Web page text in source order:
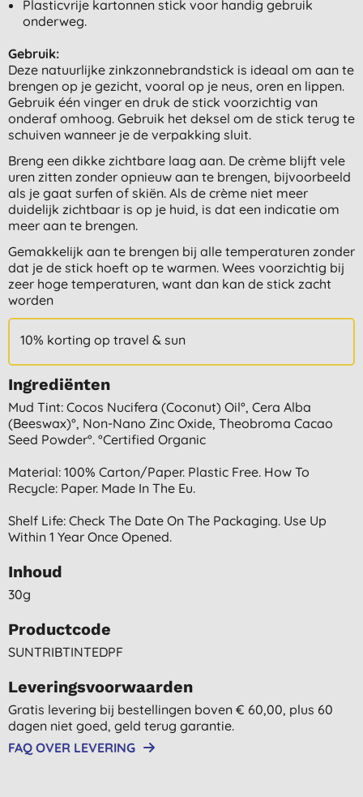
Plasticvrije kartonnen stick voor handig gebruik
onderweg.
Gebruik:
Deze natuurlijke zinkzonnebrandstick is ideaal om aan te
brengen op je gezicht, vooral op je neus, oren en lippen.
Gebruik één vinger en druk de stick voorzichtig van
onderaf omhoog. Gebruik het deksel om de stick terug te
schuiven wanneer je de verpakking sluit.
Breng een dikke zichtbare laag aan. De crème blijft vele
uren zitten zonder opnieuw aan te brengen, bijvoorbeeld
als je gaat surfen of skiën. Als de crème niet meer
duidelijk zichtbaar is op je huid, is dat een indicatie om
meer aan te brengen.
Gemakkelijk aan te brengen bij alle temperaturen zonder
dat je de stick hoeft op te warmen. Wees voorzichtig bij
zeer hoge temperaturen, want dan kan de stick zacht
worden
10% korting op travel & sun
Ingrediënten
Mud Tint: Cocos Nucifera (coconut) Oil°, Cera Alba
(beeswax)°, Non-Nano Zinc Oxide, Theobroma Cacao
Seed Powder°. °certified Organic
Material: 100% Carton/paper. Plastic Free. How To
Recycle: Paper. Made In The Eu.
Shelf Life: Check The Date On The Packaging. Use Up
Within 1 Year Once Opened.
Inhoud
30g
Productcode
SUNTRIBTINTEDPF
Leveringsvoorwaarden
Gratis levering bij bestellingen boven € 60,00, plus 60
dagen niet goed, geld terug garantie.
FAQ OVER LEVERING